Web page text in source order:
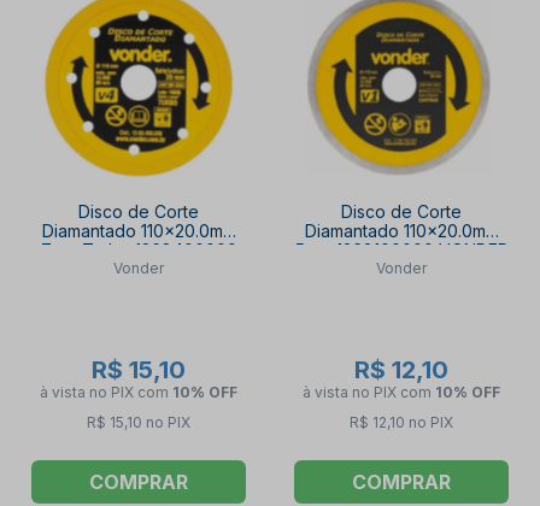
Disco de Corte
Diamantado 110x20.0mm
7mm Turbo 1268400000
VONDER
Vonder
R$ 15,10
à vista no PIX com 10% OFF
R$ 15,10 no PIX
COMPRAR
Disco de Corte
Diamantado 110x20.0mm
5mm 1268100000 VONDER
Vonder
R$ 12,10
à vista no PIX com 10% OFF
R$ 12,10 no PIX
COMPRAR